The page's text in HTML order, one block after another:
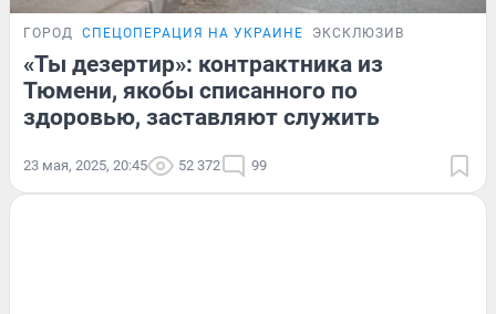
ГОРОД СПЕЦОПЕРАЦИЯ НА УКРАИНЕ ЭКСКЛЮЗИВ
«Ты дезертир»: контрактника из
Тюмени, якобы списанного по
здоровью, заставляют служить
23 мая, 2025, 20:45 52 372 99